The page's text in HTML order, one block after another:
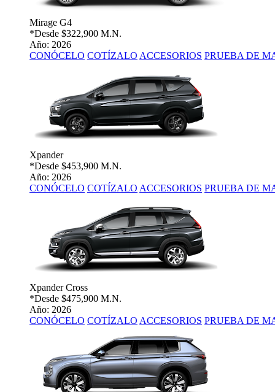
Mirage G4
*Desde $322,900 M.N.
Año: 2026
CONÓCELO COTÍZALO ACCESORIOS PRUEBA DE
Xpander
*Desde $453,900 M.N.
Año: 2026
CONÓCELO COTÍZALO ACCESORIOS PRUEBA DE
Xpander Cross
*Desde $475,900 M.N.
Año: 2026
CONÓCELO COTÍZALO ACCESORIOS PRUEBA DE